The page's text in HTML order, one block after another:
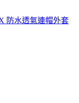
防水透氣連帽外套